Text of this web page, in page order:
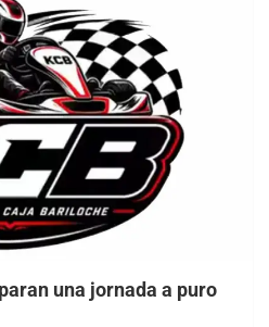
una jornada a puro